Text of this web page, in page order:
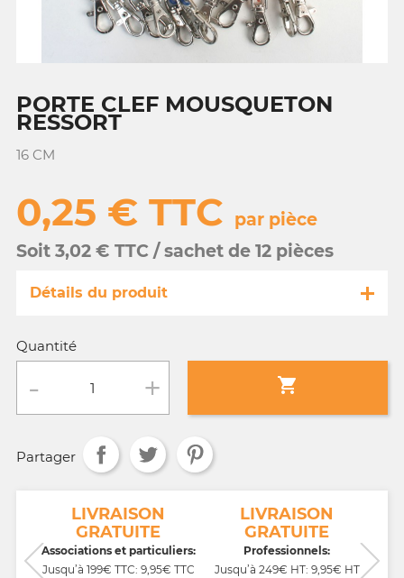
PORTE CLEF MOUSQUETON
RESSORT
16 CM
0,25 € TTC par pièce
Soit 3,02 € TTC / sachet de 12 pièces
Détails du produit
Référence
Conditionnement :
Age :
Quantité

Partager
LIVRAISON
GRATUITE
Associations et particuliers:
Jusqu’à 199€ TTC: 9,95€ TTC
LIVRAISON
GRATUITE
Professionnels:
Jusqu’à 249€ HT: 9,95€ HT